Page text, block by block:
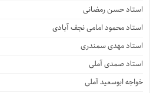
استاد حسن رمضانی
استاد محمود امامی نجف آبادی
استاد مهدی سمندری
استاد صمدی آملی
خواجه ابوسعید آملی